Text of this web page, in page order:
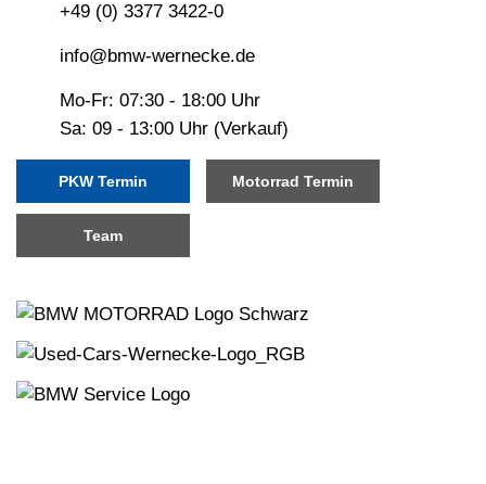
+49 (0) 3377 3422-0
info@bmw-wernecke.de
Mo-Fr: 07:30 - 18:00 Uhr
Sa: 09 - 13:00 Uhr (Verkauf)
PKW Termin Motorrad Termin
Team